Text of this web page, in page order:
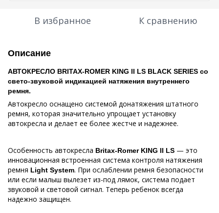
В избранное К сравнению
Описание
АВТОКРЕСЛО BRITAX-ROMER KING II LS BLACK SERIES со
свето-звуковой индикацией натяжения внутреннего
ремня.
Автокресло оснащено системой донатяжения штатного
ремня, которая значительно упрощает установку
автокресла и делает ее более жестче и надежнее.
Особенность автокресла Britax-Romer KING II LS — это
инновационная встроенная система контроля натяжения
ремня Light System. При ослаблении ремня безопасности
или если малыш вылезет из-под лямок, система подает
звуковой и световой сигнал. Теперь ребенок всегда
надежно защищен.